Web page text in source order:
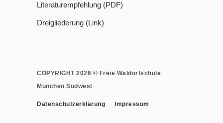
Literaturempfehlung (PDF)
Dreigliederung (Link)
COPYRIGHT 2026 © Freie Waldorfschule
München Südwest
Datenschutzerklärung Impressum